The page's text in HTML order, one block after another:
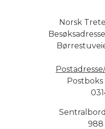
Norsk
Postadresse/
Postboks
988